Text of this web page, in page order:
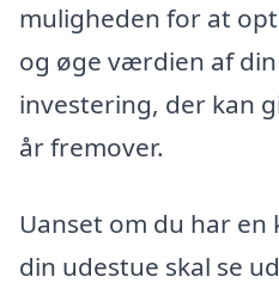
muligheden for at
og øge værdien af
investering, der kan
år fremover.
Uanset om du har
din udestue skal se